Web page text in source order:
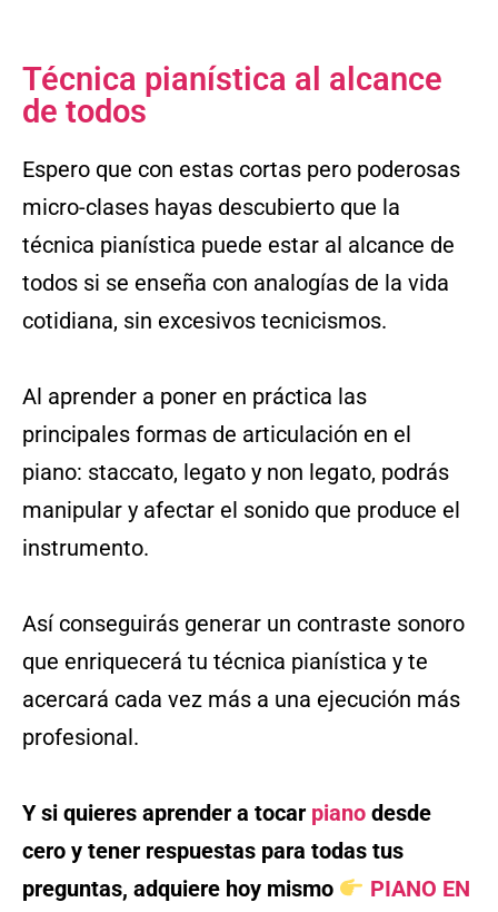
Técnica pianística al alcance
de todos
Espero que con estas cortas pero poderosas
micro-clases hayas descubierto que la
técnica pianística puede estar al alcance de
todos si se enseña con analogías de la vida
cotidiana, sin excesivos tecnicismos.
Al aprender a poner en práctica las
principales formas de articulación en el
piano: staccato, legato y non legato, podrás
manipular y afectar el sonido que produce el
instrumento.
Así conseguirás generar un contraste sonoro
que enriquecerá tu técnica pianística y te
acercará cada vez más a una ejecución más
profesional.
Y si quieres aprender a tocar piano desde
cero y tener respuestas para todas tus
preguntas, adquiere hoy mismo
PIANO EN